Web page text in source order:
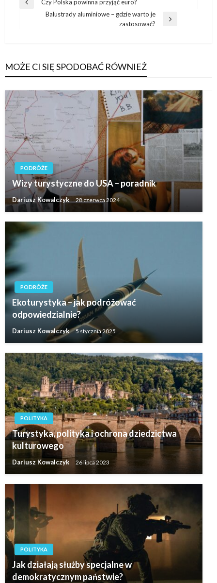
Poprzedni
Czy Polska powinna przyjąć euro?
Balustrady aluminiowe – gdzie warto je
zastosować?
MOŻE CI SIĘ SPODOBAĆ RÓWNIEŻ
PODRÓŻE
Wizy turystyczne do USA – poradnik
Dariusz Kowalczyk 28 czerwca 2024
PODRÓŻE
Ekoturystyka – jak podróżować
odpowiedzialnie?
Dariusz Kowalczyk 5 stycznia 2025
POLITYKA
Turystyka, polityka i ochrona dziedzictwa
kulturowego
Dariusz Kowalczyk 26 lipca 2023
POLITYKA
Jak działają służby specjalne w
demokratycznym państwie?